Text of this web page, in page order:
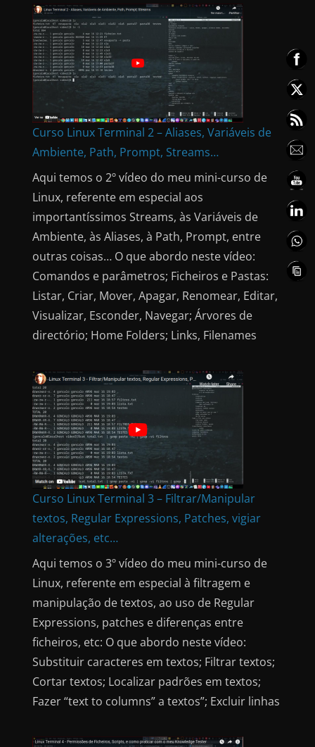
Curso Linux Terminal 2 – Aliases, Variáveis de
Ambiente, Path, Prompt, Streams…
Aqui temos o 2º vídeo do meu mini-curso de
Linux, referente em especial aos
importantíssimos Streams, às Variáveis de
Ambiente, às Aliases, à Path, Prompt, entre
outras coisas… O que abordo neste vídeo:
Comandos e parâmetros; Ficheiros e Pastas:
Listar, Criar, Mover, Apagar, Renomear, Editar,
Visualizar, Esconder, Navegar; Árvores de
directório; Home Folders; Links, Filenames
Curso Linux Terminal 3 – Filtrar/Manipular
textos, Regular Expressions, Patches, vigiar
alterações, etc…
Aqui temos o 3º vídeo do meu mini-curso de
Linux, referente em especial à filtragem e
manipulação de textos, ao uso de Regular
Expressions, patches e diferenças entre
ficheiros, etc: O que abordo neste vídeo:
Substituir caracteres em textos; Filtrar textos;
Cortar textos; Localizar padrões em textos;
Fazer “text to columns” a textos”; Excluir linhas